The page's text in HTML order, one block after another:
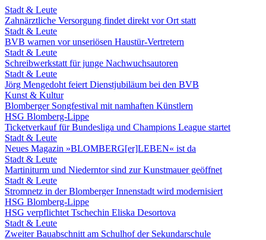
Stadt & Leute
Zahnärztliche Versorgung findet direkt vor Ort statt
Stadt & Leute
BVB warnen vor unseriösen Haustür-Vertretern
Stadt & Leute
Schreibwerkstatt für junge Nachwuchsautoren
Stadt & Leute
Jörg Mengedoht feiert Dienstjubiläum bei den BVB
Kunst & Kultur
Blomberger Songfestival mit namhaften Künstlern
HSG Blomberg-Lippe
Ticketverkauf für Bundesliga und Champions League startet
Stadt & Leute
Neues Magazin »BLOMBERG[er]LEBEN« ist da
Stadt & Leute
Martiniturm und Niederntor sind zur Kunstmauer geöffnet
Stadt & Leute
Stromnetz in der Blomberger Innenstadt wird modernisiert
HSG Blomberg-Lippe
HSG verpflichtet Tschechin Eliska Desortova
Stadt & Leute
Zweiter Bauabschnitt am Schulhof der Sekundarschule